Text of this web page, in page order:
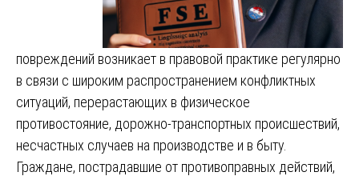
повреждений возникает в правовой практике регулярно
в связи с широким распространением конфликтных
ситуаций, перерастающих в физическое
противостояние, дорожно-транспортных происшествий,
несчастных случаев на производстве и в быту.
Граждане, пострадавшие от противоправных действий,